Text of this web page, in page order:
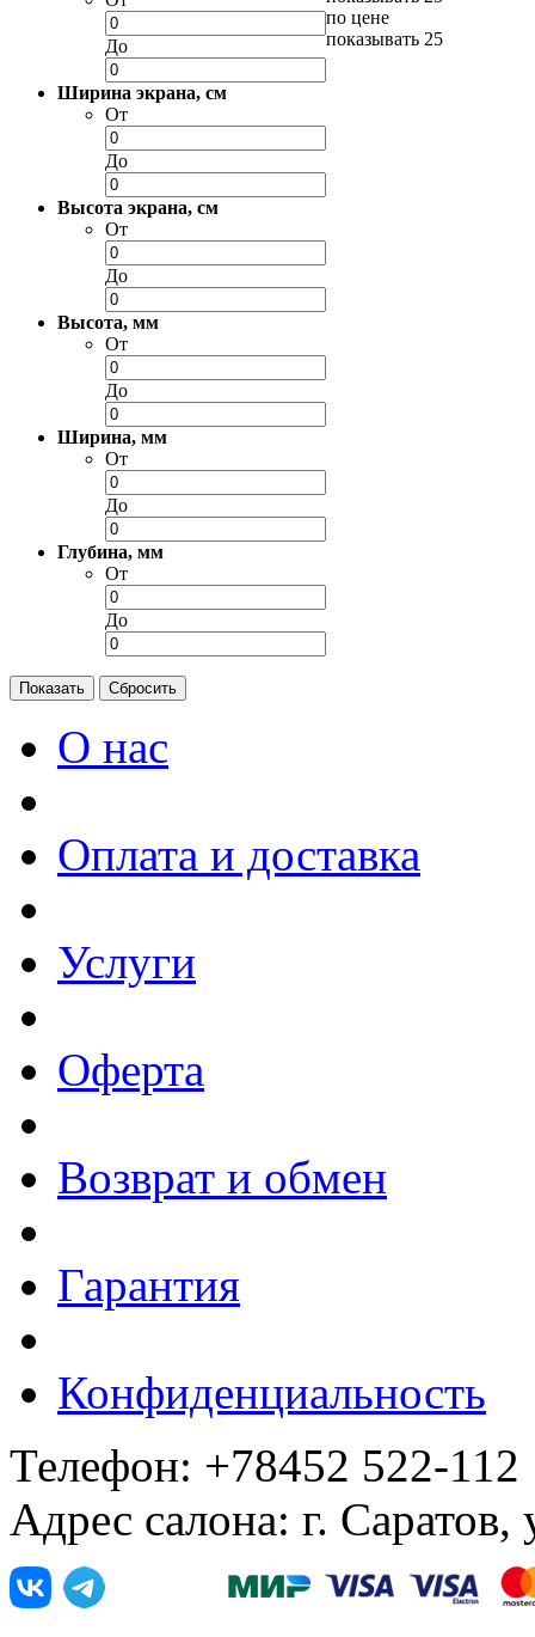
До
Ширина экрана, см
От
До
Высота экрана, см
От
До
Высота, мм
От
До
Ширина, мм
От
До
Глубина, мм
От
До
по цене
показывать 25
О нас
Оплата и доставка
Услуги
Оферта
Возврат и обмен
Гарантия
Конфиденциальность
Телефон: +78452 522-112
Адрес салона: г. Саратов,